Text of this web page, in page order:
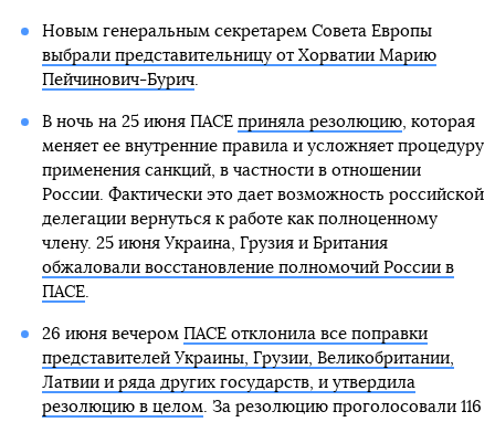
Новым генеральным секретарем Совета Европы
выбрали представительницу от Хорватии Марию
Пейчинович-Бурич.
В ночь на 25 июня ПАСЕ приняла резолюцию, которая
меняет ее внутренние правила и усложняет процедуру
применения санкций, в частности в отношении
России. Фактически это дает возможность российской
делегации вернуться к работе как полноценному
члену. 25 июня Украина, Грузия и Британия
обжаловали восстановление полномочий России в
ПАСЕ.
26 июня вечером ПАСЕ отклонила все поправки
представителей Украины, Грузии, Великобритании,
Латвии и ряда других государств, и утвердила
резолюцию в целом. За резолюцию проголосовали 116